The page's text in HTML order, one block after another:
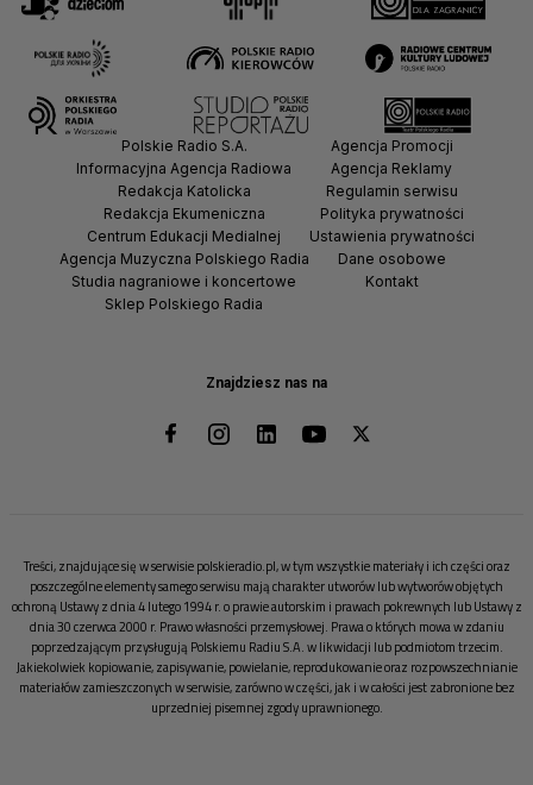
Znajdziesz nas na
Polskie Radio S.A.
Informacyjna Agencja Radiowa
Redakcja Katolicka
Redakcja Ekumeniczna
Centrum Edukacji Medialnej
Agencja Muzyczna Polskiego Radia
Studia nagraniowe i koncertowe
Sklep Polskiego Radia
Agencja Promocji
Agencja Reklamy
Regulamin serwisu
Polityka prywatności
Ustawienia prywatności
Dane osobowe
Kontakt
Treści, znajdujące się w serwisie polskieradio.pl, w tym wszystkie materiały i ich części oraz
poszczególne elementy samego serwisu mają charakter utworów lub wytworów objętych
ochroną Ustawy z dnia 4 lutego 1994 r. o prawie autorskim i prawach pokrewnych lub Ustawy z
dnia 30 czerwca 2000 r. Prawo własności przemysłowej. Prawa o których mowa w zdaniu
poprzedzającym przysługują Polskiemu Radiu S.A. w likwidacji lub podmiotom trzecim.
Jakiekolwiek kopiowanie, zapisywanie, powielanie, reprodukowanie oraz rozpowszechnianie
materiałów zamieszczonych w serwisie, zarówno w części, jak i w całości jest zabronione bez
uprzedniej pisemnej zgody uprawnionego.